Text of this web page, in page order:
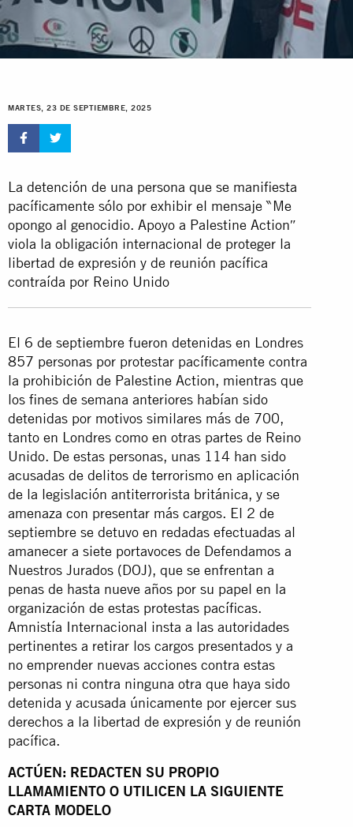
MARTES, 23 DE SEPTIEMBRE, 2025
La detención de una persona que se manifiesta
pacíficamente sólo por exhibir el mensaje ‶Me
opongo al genocidio. Apoyo a Palestine Action″
viola la obligación internacional de proteger la
libertad de expresión y de reunión pacífica
contraída por Reino Unido
El 6 de septiembre fueron detenidas en Londres
857 personas por protestar pacíficamente contra
la prohibición de Palestine Action, mientras que
los fines de semana anteriores habían sido
detenidas por motivos similares más de 700,
tanto en Londres como en otras partes de Reino
Unido. De estas personas, unas 114 han sido
acusadas de delitos de terrorismo en aplicación
de la legislación antiterrorista británica, y se
amenaza con presentar más cargos. El 2 de
septiembre se detuvo en redadas efectuadas al
amanecer a siete portavoces de Defendamos a
Nuestros Jurados (DOJ), que se enfrentan a
penas de hasta nueve años por su papel en la
organización de estas protestas pacíficas.
Amnistía Internacional insta a las autoridades
pertinentes a retirar los cargos presentados y a
no emprender nuevas acciones contra estas
personas ni contra ninguna otra que haya sido
detenida y acusada únicamente por ejercer sus
derechos a la libertad de expresión y de reunión
pacífica.
ACTÚEN: REDACTEN SU PROPIO
LLAMAMIENTO O UTILICEN LA SIGUIENTE
CARTA MODELO